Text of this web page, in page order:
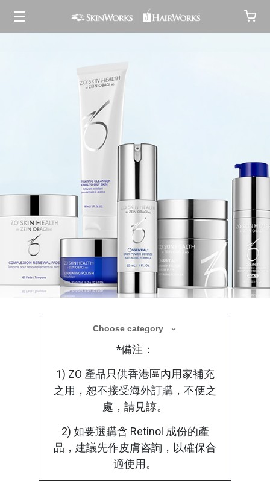
醫學美容產品
療程後選用合適的醫學護理產品，使肌膚在修
復過程中獲得更全面的保護
Choose category
*備注：
1) ZO 產品只供香港區內用家補充
之用，恕不接受海外訂購，不便之
處，請見諒。
2) 如要選購含 Retinol 成份的產
品，建議先作皮膚咨詢，以確保合
適使用。